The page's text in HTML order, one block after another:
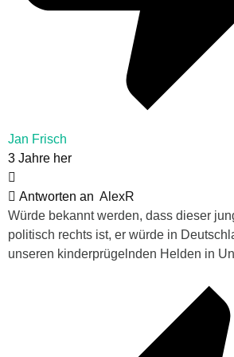
Jan Frisch
3 Jahre her
Antworten an AlexR
Würde bekannt werden, dass dieser
politisch rechts ist, er würde in
unseren kinderprügelnden Helden in